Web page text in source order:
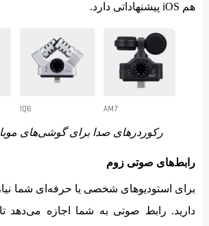
هم iOS پیشنهاداتی دارد.
رکوردرهای صدا برای گوشی‌های
رابط‌های صوتی زوم
برای استودیوهای شخصی یا حرفه‌ای شما
دارید. رابط صوتی به شما اجازه می‌دهد